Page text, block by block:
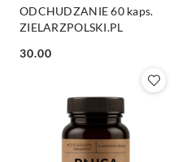
ODCHUDZANIE 60 kaps.
ZIELARZPOLSKI.PL
Cena:
30.00